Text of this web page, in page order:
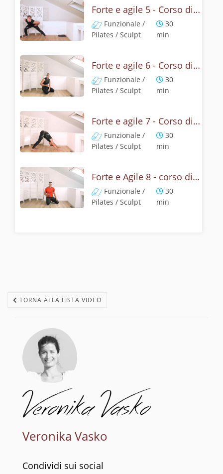
Forte e agile 5 - Corso di resistenza e tonificazione
Funzionale /
Pilates / Sculpt
30
min
Forte e agile 6 - Corso di resistenza e tonificazione
Funzionale /
Pilates / Sculpt
30
min
Forte e agile 7 - Corso di resistenza e tonificazione
Funzionale /
Pilates / Sculpt
30
min
Forte e Agile 8 - corso di resistenza e tonificazione
Funzionale /
Pilates / Sculpt
30
min
TORNA ALLA LISTA VIDEO
Veronika Vasko
Condividi sui social